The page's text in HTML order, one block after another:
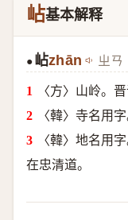
岾基本解释
● 岾zhān ㄓㄢ
〈方〉山岭。晋
〈韓〉寺名用
〈韓〉地名用
在忠清道。